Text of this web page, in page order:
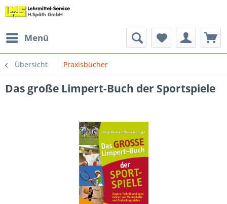
Menü
Übersicht Praxisbücher
Das große Limpert-Buch der Sportspiele